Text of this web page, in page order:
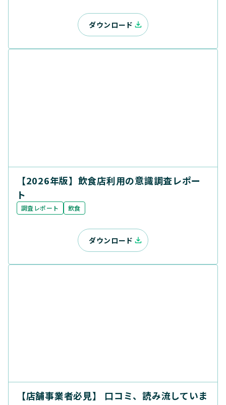
ダウンロード
【2026年版】飲食店利用の意識調査レポー
ト
調査レポート 飲食
ダウンロード
【店舗事業者必見】 口コミ、読み流していま